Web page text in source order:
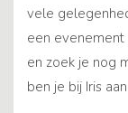
vele
een evenement
en zoek je nog
ben je bij Iris